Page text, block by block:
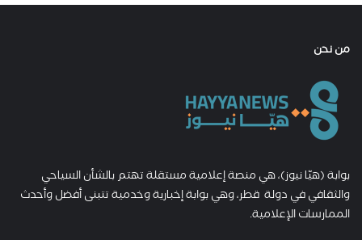
من نحن
بوابة (هيّا نيوز)، هي منصة إعلامية مستقلة تهتم بالشأن السياحي
والثقافي في دولة قطر، وهي بوابة إخبارية وخدمية تتبنى أفضل وأحدث
الممارسات الإعلامية.